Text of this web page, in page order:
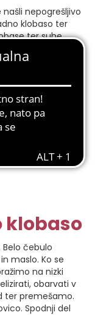
našli nepogrešljivo
klobaso ter
ter suhe
pikantna in
kot so: kuhana,
slanina,
druge
začetek
ekipe ter za
bo vaš dan
klobaso
čebulo
maslo. Ko se
na nizki
obarvati v
ter premešamo.
Spodnji del